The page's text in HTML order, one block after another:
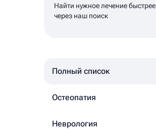
Найти нужное лечение быстрее
через наш поиск
Полный список
Остеопатия
Неврология